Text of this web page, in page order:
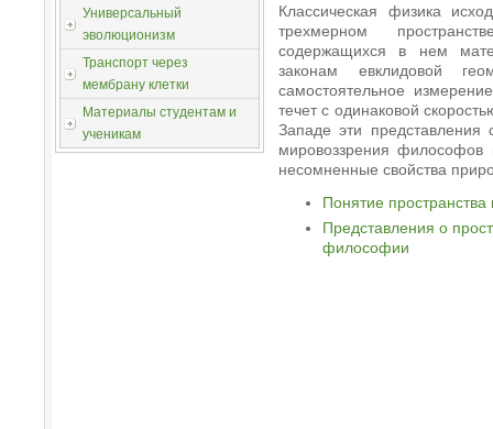
Универсальный
эволюционизм
Транспорт через
мембрану клетки
Материалы студентам и
ученикам
Классическая физика
трехмерном
содержащихся в нем
законам евклидовой
самостоятельное
течет с одинаковой
Западе эти представления
мировоззрения
несомненные свойства
Понятие
Представления о
философии